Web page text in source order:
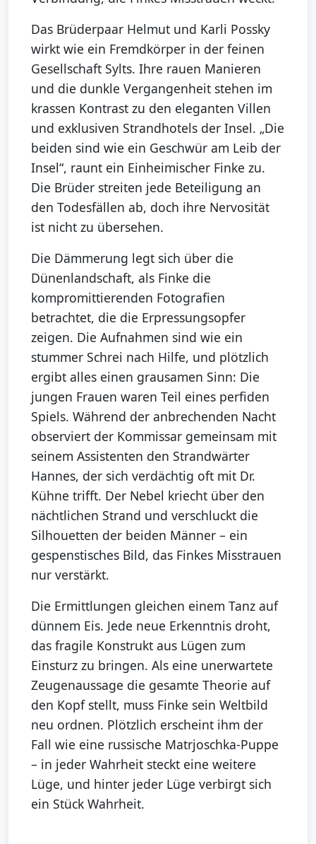
Das Brüderpaar Helmut und Karli Possky
wirkt wie ein Fremdkörper in der feinen
Gesellschaft Sylts. Ihre rauen Manieren
und die dunkle Vergangenheit stehen im
krassen Kontrast zu den eleganten Villen
und exklusiven Strandhotels der Insel. „Die
beiden sind wie ein Geschwür am Leib der
Insel“, raunt ein Einheimischer Finke zu.
Die Brüder streiten jede Beteiligung an
den Todesfällen ab, doch ihre Nervosität
ist nicht zu übersehen.
Die Dämmerung legt sich über die
Dünenlandschaft, als Finke die
kompromittierenden Fotografien
betrachtet, die die Erpressungsopfer
zeigen. Die Aufnahmen sind wie ein
stummer Schrei nach Hilfe, und plötzlich
ergibt alles einen grausamen Sinn: Die
jungen Frauen waren Teil eines perfiden
Spiels. Während der anbrechenden Nacht
observiert der Kommissar gemeinsam mit
seinem Assistenten den Strandwärter
Hannes, der sich verdächtig oft mit Dr.
Kühne trifft. Der Nebel kriecht über den
nächtlichen Strand und verschluckt die
Silhouetten der beiden Männer – ein
gespenstisches Bild, das Finkes Misstrauen
nur verstärkt.
Die Ermittlungen gleichen einem Tanz auf
dünnem Eis. Jede neue Erkenntnis droht,
das fragile Konstrukt aus Lügen zum
Einsturz zu bringen. Als eine unerwartete
Zeugenaussage die gesamte Theorie auf
den Kopf stellt, muss Finke sein Weltbild
neu ordnen. Plötzlich erscheint ihm der
Fall wie eine russische Matrjoschka-Puppe
– in jeder Wahrheit steckt eine weitere
Lüge, und hinter jeder Lüge verbirgt sich
ein Stück Wahrheit.